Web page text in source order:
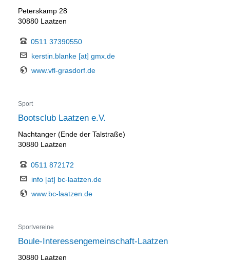
Peterskamp 28
30880 Laatzen
0511 37390550
kerstin.blanke [at] gmx.de
www.vfl-grasdorf.de
Sport
Bootsclub Laatzen e.V.
Nachtanger (Ende der Talstraße)
30880 Laatzen
0511 872172
info [at] bc-laatzen.de
www.bc-laatzen.de
Sportvereine
Boule-Interessengemeinschaft-Laatzen
30880 Laatzen